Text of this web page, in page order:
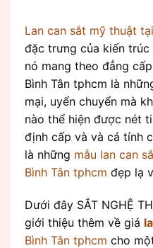
Lan can sắt mỹ thuật
đặc trưng của kiến
nó mang theo đẳng
Bình Tân tphcm là
mại, uyển chuyển mà
nào thể hiện được nét
định cấp và và cá tính
là những mẫu lan can
Bình Tân tphcm đẹp lạ
Dưới đây SẮT NGHỆ
giới thiệu thêm về giá
Bình Tân tphcm cho